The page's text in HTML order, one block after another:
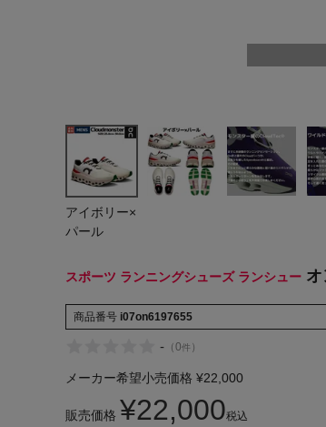
通学
プレゼン
子育て
アイボリー×
パール
スポーツ ランニングシューズ ランシュー
商品番号 i07on6197655
- （0件 ）
メーカー希望小売価格 ¥22,000
販売価格 ¥22,000税込